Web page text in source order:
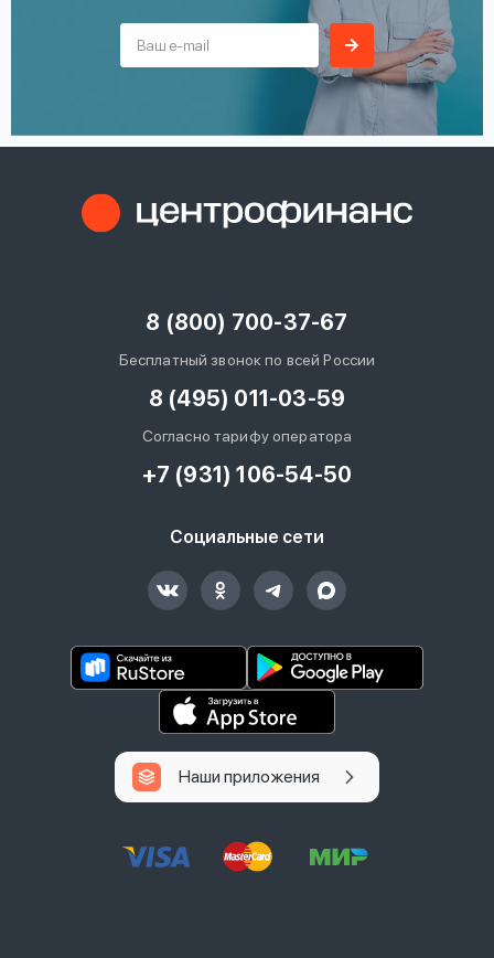
8 (800) 700-37-67
Бесплатный звонок по всей России
8 (495) 011-03-59
Согласно тарифу оператора
+7 (931) 106-54-50
Социальные сети
Наши приложения